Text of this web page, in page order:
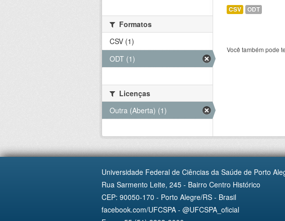
CSV ODT
Você também pode
Formatos
CSV (1)
ODT (1)
Licenças
Outra (Aberta) (1)
Universidade Federal de Ciências da Saúde de Porto
Rua Sarmento Leite, 245 - Bairro Centro Histórico
CEP: 90050-170 - Porto Alegre/RS - Brasil
facebook.com/UFCSPA - @UFCSPA_oficial